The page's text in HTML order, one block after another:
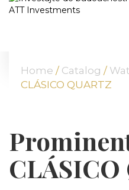
OUR
Home / Catalog /
CLÁSICO QUARTZ
CLÁSICO